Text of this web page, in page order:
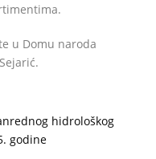
u Domu naroda
hidrološkog
godine